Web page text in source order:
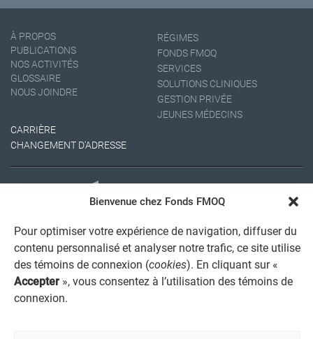
Bienvenue chez Fonds FMOQ
Pour optimiser votre expérience de navigation, diffuser du
contenu personnalisé et analyser notre trafic, ce site utilise
des témoins de connexion (cookies). En cliquant sur «
Accepter », vous consentez à l’utilisation des témoins de
connexion.
À PROPOS
PUBLICATIONS
NOS ACTIVITÉS
GLOSSAIRE
NOUS JOINDRE
RÉGIMES
FONDS FMOQ
SERVICES
SOLUTIONS CLINIQUES
GESTION PRIVÉE
JEUNES MÉDECINS
CARRIÈRE
CHANGEMENT D'ADRESSE
AVIS JURIDIQUE GÉNÉRAL
AVIS À L'USAGER
PROTECTION DES RENSEIGNEMENTS PERSONNELS